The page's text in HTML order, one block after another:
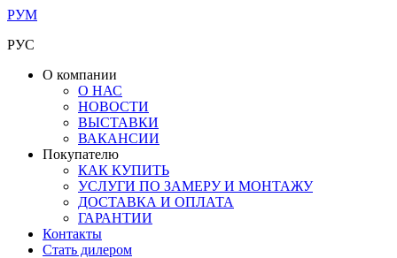
РУМ
РУС
О компании
О НАС
НОВОСТИ
ВЫСТАВКИ
ВАКАНСИИ
Покупателю
КАК КУПИТЬ
УСЛУГИ ПО ЗАМЕРУ И МОНТАЖУ
ДОСТАВКА И ОПЛАТА
ГАРАНТИИ
Контакты
Стать дилером